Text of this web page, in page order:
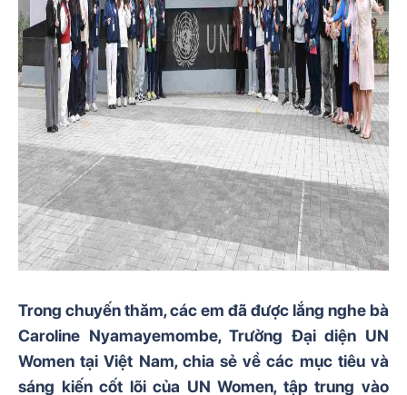
Trong chuyến thăm, các em đã được lắng nghe bà
Caroline Nyamayemombe, Trưởng Đại diện UN
Women tại Việt Nam, chia sẻ về các mục tiêu và
sáng kiến cốt lõi của UN Women, tập trung vào